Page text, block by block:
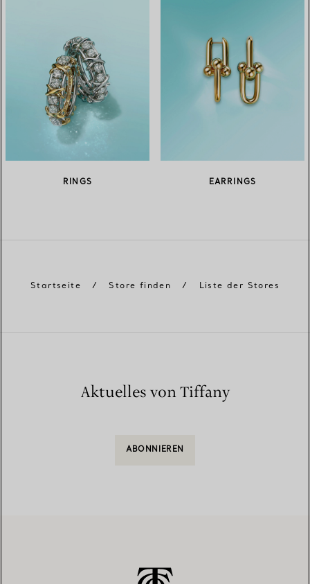
RINGS EARRINGS
Startseite / Store finden / Liste der Stores
Aktuelles von Tiffany
ABONNIEREN